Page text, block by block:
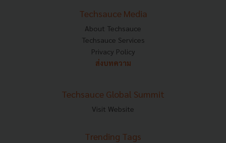
Techsauce Media
About Techsauce
Techsauce Services
Privacy Policy
ส่งบทความ
Techsauce Global Summit
Visit Website
Trending Tags